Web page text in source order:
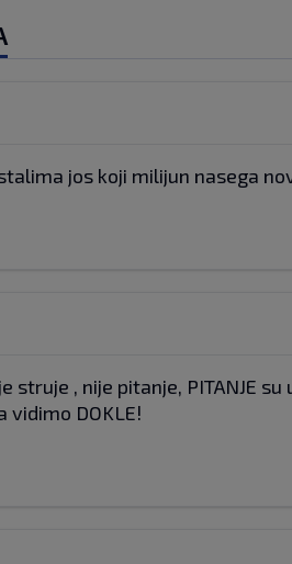
jos koji milijun nasega
struje , nije pitanje, PITANJE
vidimo DOKLE!